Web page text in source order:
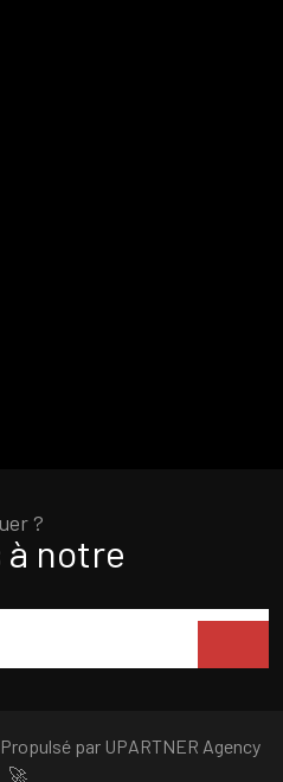
?
à notre
par UPARTNER Agency
🚀